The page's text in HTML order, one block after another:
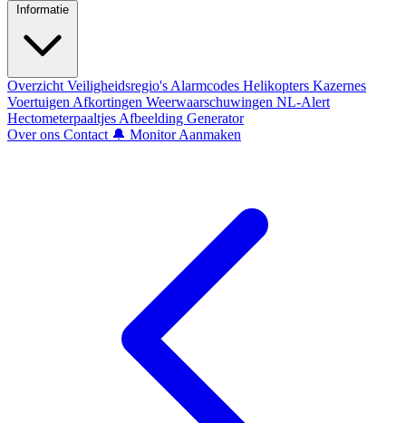
Informatie
Overzicht Veiligheidsregio's Alarmcodes Helikopters Kazernes
Voertuigen Afkortingen Weerwaarschuwingen NL-Alert
Hectometerpaaltjes Afbeelding Generator
Over ons Contact 🔔 Monitor Aanmaken